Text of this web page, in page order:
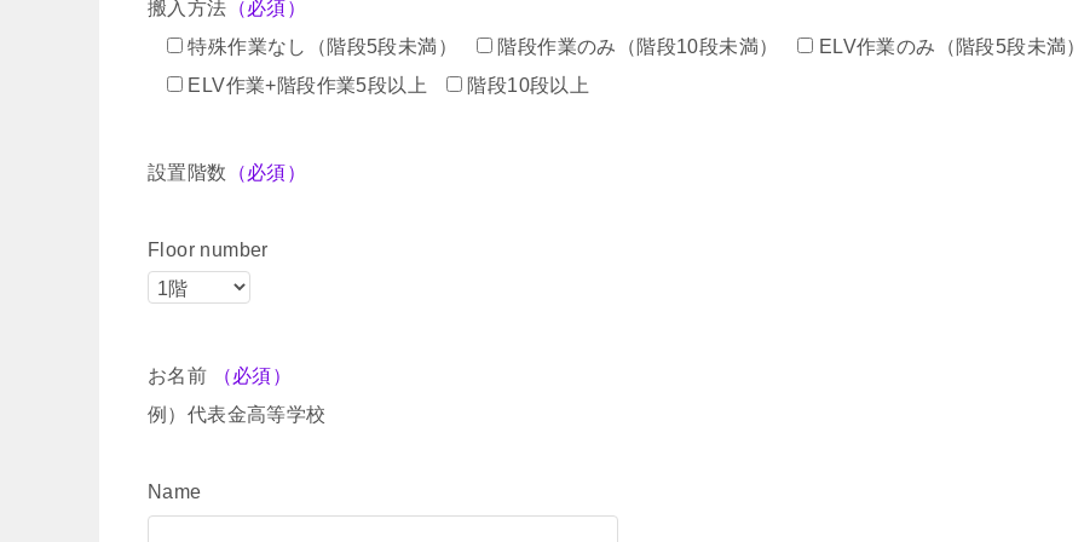
搬入方法 （必須）
特殊作業なし（階段5段未満）
階段作業のみ（階段10段未満）
ELV作業のみ（階段5段未満
ELV作業+階段作業5段以上
階段10段以上
設置階数 （必須）
Floor number
お名前
（必須）
例）代表金高等学校
Name